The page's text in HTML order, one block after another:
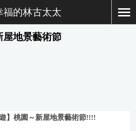
福的林古太太
屋地景藝術節
遊】桃園～新屋地景藝術節!!!!